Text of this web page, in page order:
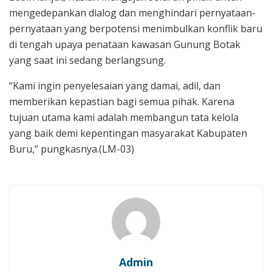
mengedepankan dialog dan menghindari pernyataan-
pernyataan yang berpotensi menimbulkan konflik baru
di tengah upaya penataan kawasan Gunung Botak
yang saat ini sedang berlangsung.
“Kami ingin penyelesaian yang damai, adil, dan
memberikan kepastian bagi semua pihak. Karena
tujuan utama kami adalah membangun tata kelola
yang baik demi kepentingan masyarakat Kabupaten
Buru,” pungkasnya.(LM-03)
Admin